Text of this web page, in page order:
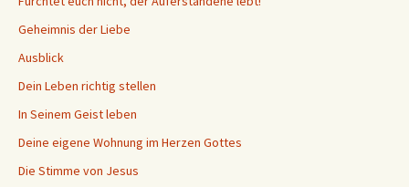
Geheimnis der Liebe
Ausblick
Dein Leben richtig stellen
In Seinem Geist leben
Deine eigene Wohnung im Herzen Gottes
Die Stimme von Jesus